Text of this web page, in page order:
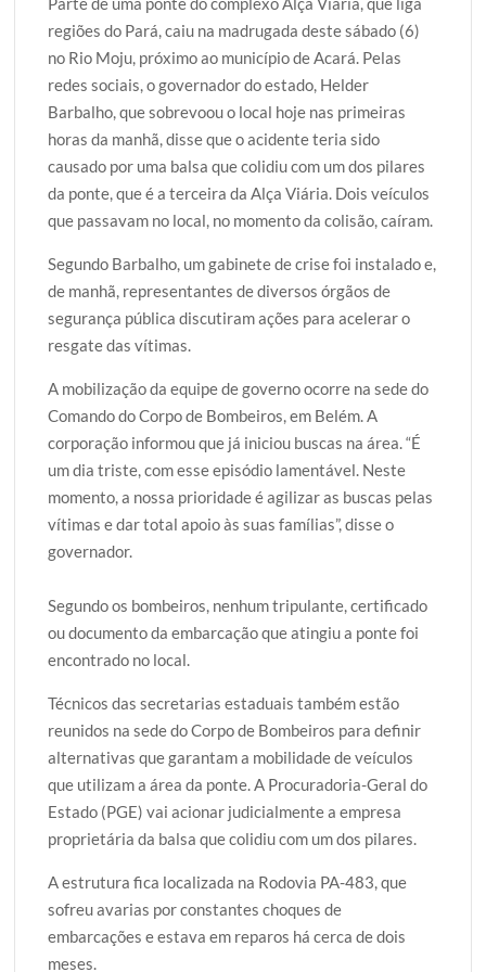
i
t
t
e
r
c
e
b
o
o
k
a
t
s
A
p
p
o
g
g
e
r
a
r
e
regiões do Pará, caiu na madrugada deste sábado (6)
no Rio Moju, próximo ao município de Acará. Pelas
redes sociais, o governador do estado, Helder
Barbalho, que sobrevoou o local hoje nas primeiras
horas da manhã, disse que o acidente teria sido
causado por uma balsa que colidiu com um dos pilares
da ponte, que é a terceira da Alça Viária. Dois veículos
que passavam no local, no momento da colisão, caíram.
Segundo Barbalho, um gabinete de crise foi instalado e,
de manhã, representantes de diversos órgãos de
segurança pública discutiram ações para acelerar o
resgate das vítimas.
A mobilização da equipe de governo ocorre na sede do
Comando do Corpo de Bombeiros, em Belém. A
corporação informou que já iniciou buscas na área. “É
um dia triste, com esse episódio lamentável. Neste
momento, a nossa prioridade é agilizar as buscas pelas
vítimas e dar total apoio às suas famílias”, disse o
governador.
Segundo os bombeiros, nenhum tripulante, certificado
ou documento da embarcação que atingiu a ponte foi
encontrado no local.
Técnicos das secretarias estaduais também estão
reunidos na sede do Corpo de Bombeiros para definir
alternativas que garantam a mobilidade de veículos
que utilizam a área da ponte. A Procuradoria-Geral do
Estado (PGE) vai acionar judicialmente a empresa
proprietária da balsa que colidiu com um dos pilares.
A estrutura fica localizada na Rodovia PA-483, que
sofreu avarias por constantes choques de
embarcações e estava em reparos há cerca de dois
meses.